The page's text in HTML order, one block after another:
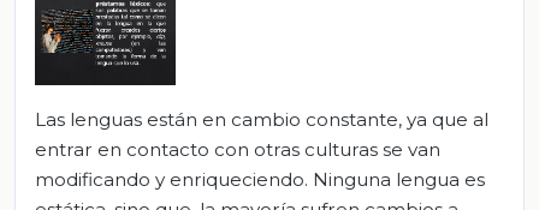
Las lenguas están en cambio constante, ya que al
entrar en contacto con otras culturas se van
modificando y enriqueciendo. Ninguna lengua es